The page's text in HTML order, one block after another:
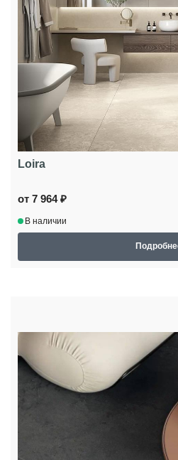
Loira
от 7 964 ₽
В наличии